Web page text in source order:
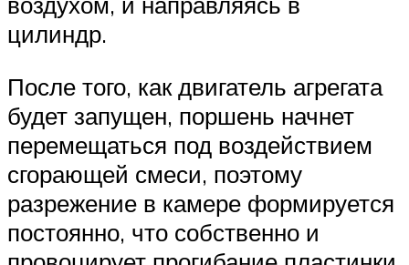
цилиндр.
После того, как двигатель агрегата
будет запущен, поршень начнет
перемещаться под воздействием
сгорающей смеси, поэтому
разрежение в камере формируется
постоянно, что собственно и